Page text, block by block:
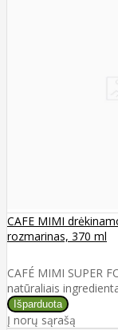
CAFE MIMI
rozmarinas, 370 ml
CAFÉ MIMI SUPER
natūraliais
Į norų sąrašą